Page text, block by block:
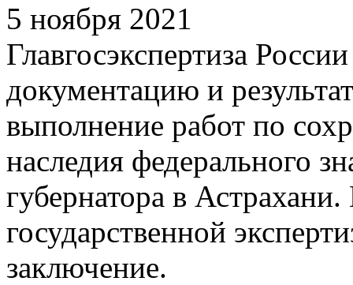
5 ноября 2021
Главгосэкспертиза
документацию и
выполнение работ по
наследия федерального
губернатора в
государственной
заключение.